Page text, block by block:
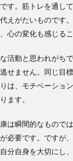
す。筋トレを通し
えがたいものです
心の変化も感じるこ
活動と思われがち
せません。同じ目
は、モチベーショ
ます。
は瞬間的なもので
必要です。ですが
分自身を大切にし